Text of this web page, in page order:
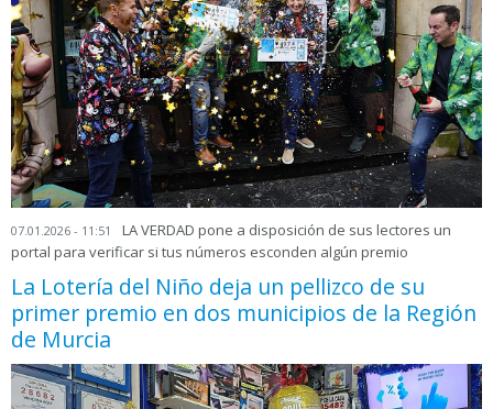
07.01.2026 - 11:51
LA VERDAD pone a disposición de sus lectores un
portal para verificar si tus números esconden algún premio
La Lotería del Niño deja un pellizco de su
primer premio en dos municipios de la Región
de Murcia